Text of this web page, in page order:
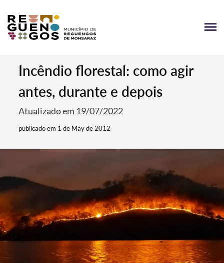
Incêndio florestal: como agir
antes, durante e depois
Atualizado em 19/07/2022
publicado em 1 de May de 2012